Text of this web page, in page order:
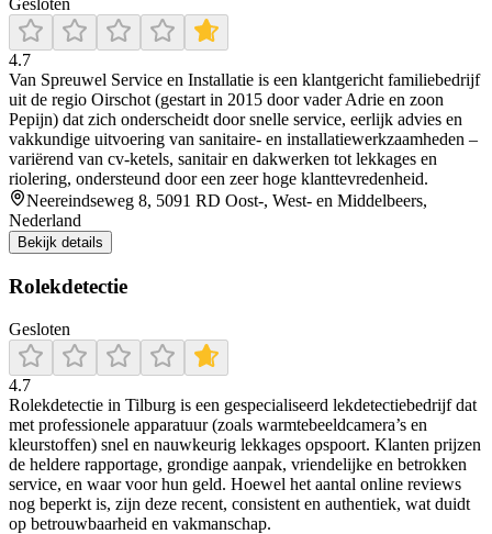
Gesloten
4.7
Van Spreuwel Service en Installatie is een klantgericht familiebedrijf
uit de regio Oirschot (gestart in 2015 door vader Adrie en zoon
Pepijn) dat zich onderscheidt door snelle service, eerlijk advies en
vakkundige uitvoering van sanitaire- en installatiewerkzaamheden –
variërend van cv-ketels, sanitair en dakwerken tot lekkages en
riolering, ondersteund door een zeer hoge klanttevredenheid.
Neereindseweg 8, 5091 RD Oost-, West- en Middelbeers,
Nederland
Bekijk details
Rolekdetectie
Gesloten
4.7
Rolekdetectie in Tilburg is een gespecialiseerd lekdetectiebedrijf dat
met professionele apparatuur (zoals warmtebeeldcamera’s en
kleurstoffen) snel en nauwkeurig lekkages opspoort. Klanten prijzen
de heldere rapportage, grondige aanpak, vriendelijke en betrokken
service, en waar voor hun geld. Hoewel het aantal online reviews
nog beperkt is, zijn deze recent, consistent en authentiek, wat duidt
op betrouwbaarheid en vakmanschap.